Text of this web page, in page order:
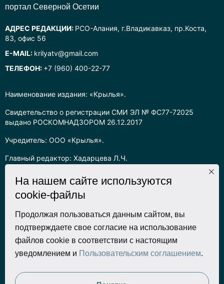
Наименование издания: «Крылья».
Свидетельство о регистрации СМИ ЭЛ № ФС77-72025
выдано РОСКОМНАДЗОРОМ 26.12.2017
Учредитель: ООО «Крылья».
Главный редактор: Хадарцева Л.Ч.
Информация на сайте предназначена для лиц старше 16 лет.
Все права на любые материалы, опубликованные на сайте,
защищены в соответствии с российским законодательством
об интеллектуальной собственности. Любое использование
текстовых, фото, аудио и видеоматериалов возможно только
с согласия правообладателя (ООО «Крылья») и при строгом
наличии ссылки на ресурс. Для сетевых ресурсов –
гиперссылка.
Разработка сайта
портал Северной Осетии
АДРЕС РЕДАКЦИИ: РСО-Алания, г.Владикавказ, пр.Коста,
83, офис 56
E-MAIL: krilyatv@gmail.com
ТЕЛЕФОН: +7 (960) 400-22-77
На нашем сайте используются
cookie-файлы
Продолжая пользоваться данным сайтом, вы
подтверждаете свое согласие на использование
файлов cookie в соответствии с настоящим
уведомлением и Пользовательским соглашением.